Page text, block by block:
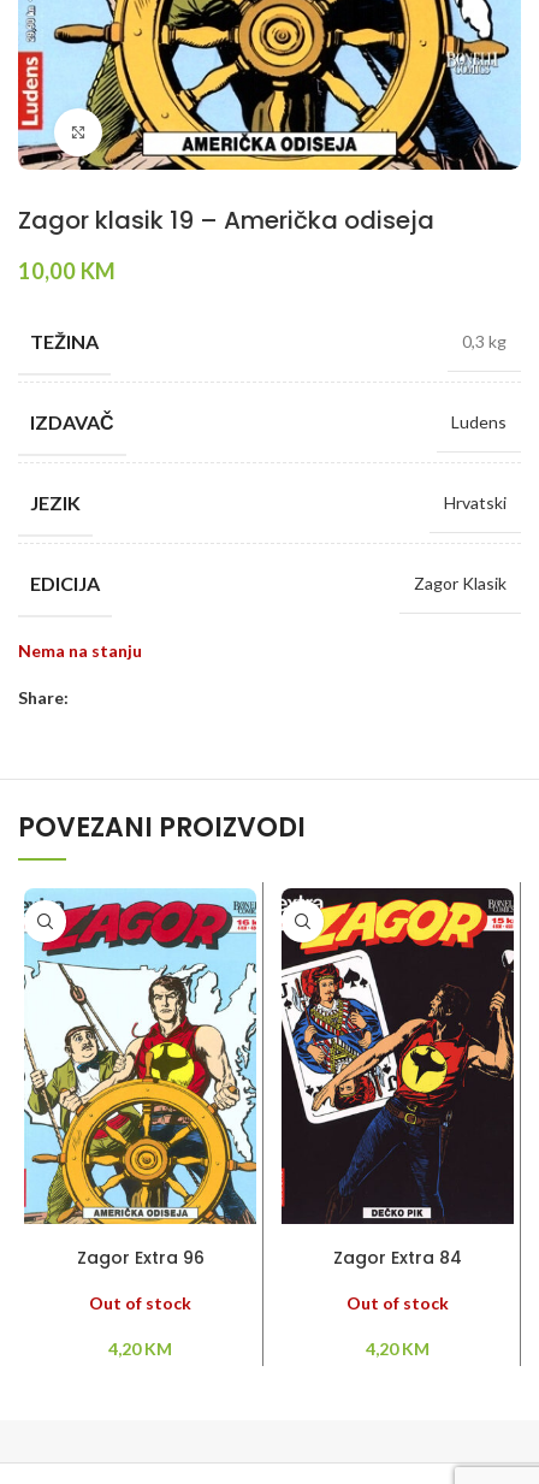
Klikni da povečaš
Zagor klasik 19 – Američka odiseja
10,00 KM
TEŽINA 0,3 kg
IZDAVAČ Ludens
JEZIK Hrvatski
EDICIJA Zagor Klasik
Nema na stanju
Share:
POVEZANI PROIZVODI
Zagor Extra 96
Out of stock
4,20KM
Zagor Extra 84
Out of stock
4,20KM